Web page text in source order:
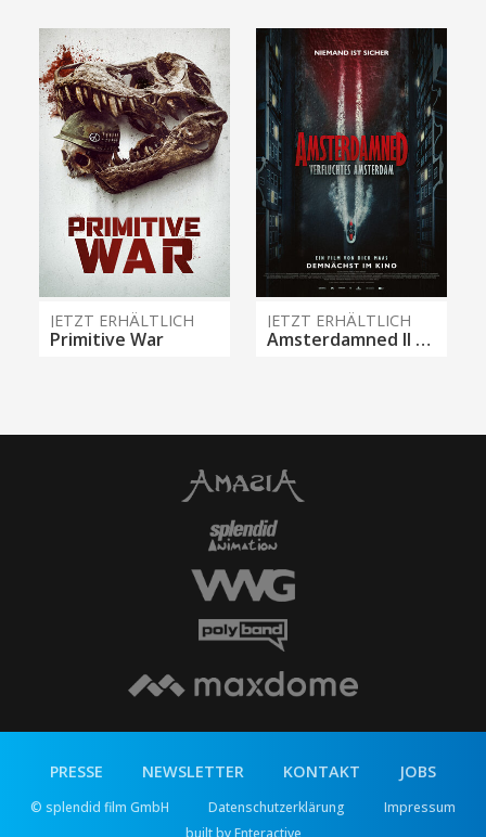
JETZT ERHÄLTLICH
Primitive War
JETZT ERHÄLTLICH
Amsterdamned II - Verfluchtes Amsterdam
PRESSE NEWSLETTER KONTAKT JOBS
© splendid film GmbH Datenschutzerklärung
Impressum